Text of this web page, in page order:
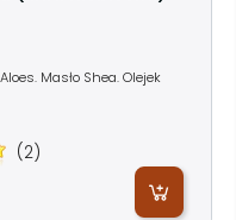
Masło Shea. Olejek
(2)